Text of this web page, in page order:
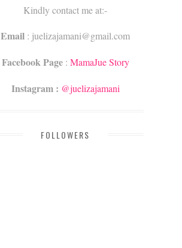
Kindly contact me at:-
Email : juelizajamani@gmail.com
Facebook Page: MamaJue Story
Instagram : @juelizajamani
FOLLOWERS